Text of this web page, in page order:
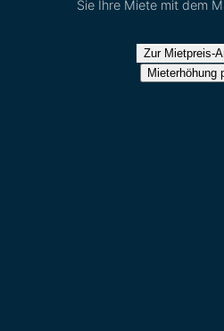
Sie Ihre Miete mit dem
Zur Mietpreis-
Mieterhöhung